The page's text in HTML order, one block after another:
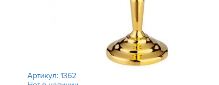
Артикул: 1362